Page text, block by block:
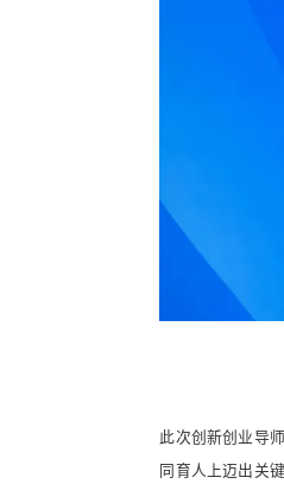
此次创新创业导
同育人上迈出关